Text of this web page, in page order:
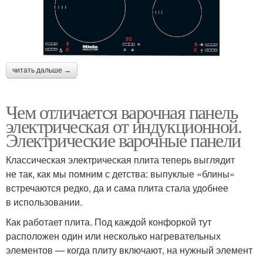
читать дальше →
Чем отличается варочная панель
электрическая от индукционной.
Электрические варочные панели
Классическая электрическая плита теперь выглядит
не так, как мы помним с детства: выпуклые «блины»
встречаются редко, да и сама плита стала удобнее
в использовании.
Как работает плита. Под каждой конфоркой тут
расположен один или несколько нагревательных
элементов — когда плиту включают, на нужный элемент